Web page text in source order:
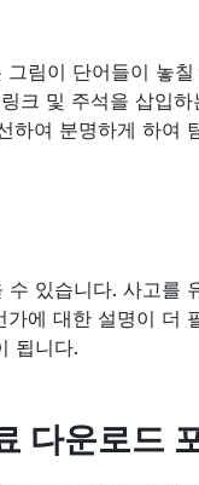
그림이 단어들이 놓
크 및 주석을 삽입
여 분명하게 하여
있습니다. 사고를
에 대한 설명이 더
됩니다.
다운로드